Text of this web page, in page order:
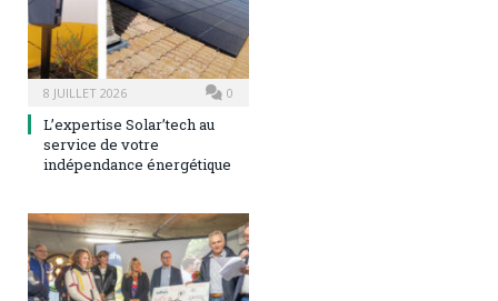
8 JUILLET 2026 0
L’expertise Solar’tech au
service de votre
indépendance énergétique